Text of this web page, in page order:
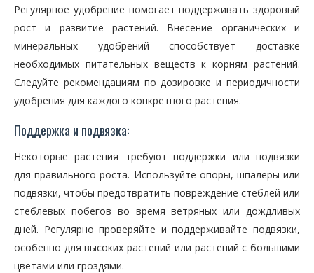
Регулярное удобрение помогает поддерживать здоровый
рост и развитие растений. Внесение органических и
минеральных удобрений способствует доставке
необходимых питательных веществ к корням растений.
Следуйте рекомендациям по дозировке и периодичности
удобрения для каждого конкретного растения.
Поддержка и подвязка:
Некоторые растения требуют поддержки или подвязки
для правильного роста. Используйте опоры, шпалеры или
подвязки, чтобы предотвратить повреждение стеблей или
стеблевых побегов во время ветряных или дождливых
дней. Регулярно проверяйте и поддерживайте подвязки,
особенно для высоких растений или растений с большими
цветами или гроздями.